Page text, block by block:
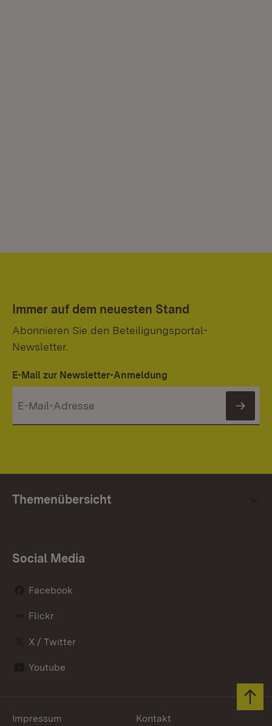
Immer auf dem neuesten Stand
Abonnieren Sie den Beteiligungsportal-
Newsletter.
E-Mail zur Newsletter-Anmeldung
Themenübersicht
Social Media
Facebook
Flickr
X / Twitter
Youtube
Impressum Kontakt